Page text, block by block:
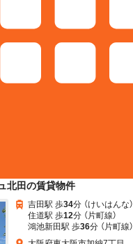
北田の賃貸物件
吉田駅 歩34分 （けいはんな）
住道駅 歩12分 （片町線）
鴻池新田駅 歩36分 （片町線）